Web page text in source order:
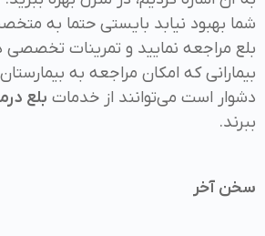
شما بهبود نیابد بایستی حتما به
بلع مراجعه نمایید و تمرینات تخصصی
بیمارانی که امکان مراجعه به
دشوار است می‌توانند از خدمات بلع
ببرند.
سخن آخر